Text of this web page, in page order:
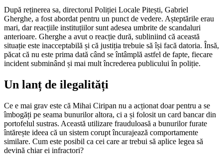
După reținerea sa, directorul Poliției Locale Pitești, Gabriel
Gherghe, a fost abordat pentru un punct de vedere. Așteptările erau
mari, dar reacțiile instituțiilor sunt adesea umbrite de scandaluri
anterioare. Gherghe a avut o reacție dură, subliniind că această
situație este inacceptabilă și că justiția trebuie să își facă datoria. Însă,
păcat că nu este prima dată când se întâmplă astfel de fapte, fiecare
incident subminând și mai mult încrederea publicului în poliție.
Un lanț de ilegalități
Ce e mai grav este că Mihai Ciripan nu a acționat doar pentru a se
îmbogăți pe seama bunurilor altora, ci a și folosit un card bancar din
portofelul sustras. Această utilizare frauduloasă a bunurilor furate
întărește ideea că un sistem corupt încurajează comportamente
similare. Cum este posibil ca cei care ar trebui să aplice legea să
devină chiar ei infractori?